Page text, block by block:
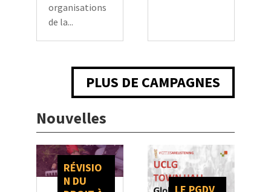
organisations
de la...
PLUS DE CAMPAGNES
Nouvelles
RÉVISIO
N DU